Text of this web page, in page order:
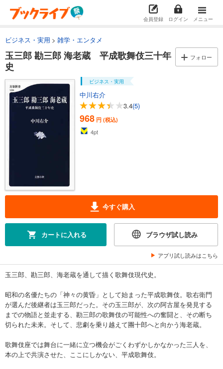
会員登録 ログイン メニュー
ビジネス・実用 雑学・エンタメ
玉三郎 勘三郎 海老蔵 平成歌舞伎三十年
史
フォロー
ビジネス・実用
中川右介
3.4(5)
968 円 (税込)
4pt
今すぐ購入
カートに入れる ブラウザ試し読み
アプリ試し読みはこちら
玉三郎、勘三郎、海老蔵を通して描く歌舞伎現代史。
昭和の名優たちの「神々の黄昏」として始まった平成歌舞伎。歌右衛門
が選んだ後継者は玉三郎だった。その玉三郎が、次の阿古屋を発見する
までの物語と並走する、勘三郎の歌舞伎の可能性への奮闘と、その断ち
切られた未来。そして、悲劇を乗り越えて團十郎へと向かう海老蔵。
歌舞伎座では舞台に一緒に立つ機会がごくわずかしかなかった三人を、
本の上で共演させた、ここにしかない、平成歌舞伎。